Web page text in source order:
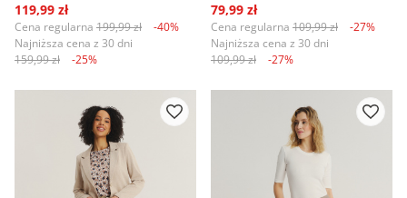
119,99 zł
Cena regularna 199,99 zł
-40%
Najniższa cena z 30 dni
159,99 zł
-25%
79,99 zł
Cena regularna 109,99 zł
-27%
Najniższa cena z 30 dni
109,99 zł
-27%